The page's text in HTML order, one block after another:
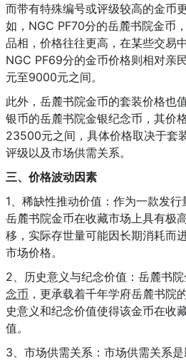
而带有特殊编号或评级较高的金币
如，NGC PF70分的岳麓书院金币
品相，价格往往更高，在某些交易
NGC PF69分的金币价格则相对亲
元至9000元之间。
此外，岳麓书院金币的套装价格也
银币的岳麓书院金银纪念币，其价
23500元之间，具体价格取决于套
评级以及市场供需关系。
三、价格波动因素
1、稀缺性推动价值：作为一款发
岳麓书院金币在收藏市场上具有极
移，实际存世量可能因长期消耗而
市场价格。
2、历史意义与纪念价值：岳麓书
念币 ，更承载着千年学府岳麓书院
史意义和纪念价值使得该金币在收
值。
3、市场供需关系：市场供需关系